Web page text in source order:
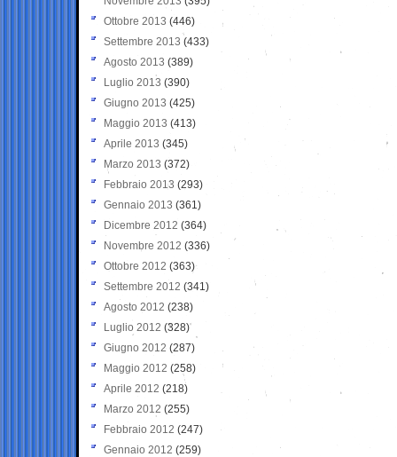
Ottobre 2013 (446)
Settembre 2013 (433)
Agosto 2013 (389)
Luglio 2013 (390)
Giugno 2013 (425)
Maggio 2013 (413)
Aprile 2013 (345)
Marzo 2013 (372)
Febbraio 2013 (293)
Gennaio 2013 (361)
Dicembre 2012 (364)
Novembre 2012 (336)
Ottobre 2012 (363)
Settembre 2012 (341)
Agosto 2012 (238)
Luglio 2012 (328)
Giugno 2012 (287)
Maggio 2012 (258)
Aprile 2012 (218)
Marzo 2012 (255)
Febbraio 2012 (247)
Gennaio 2012 (259)